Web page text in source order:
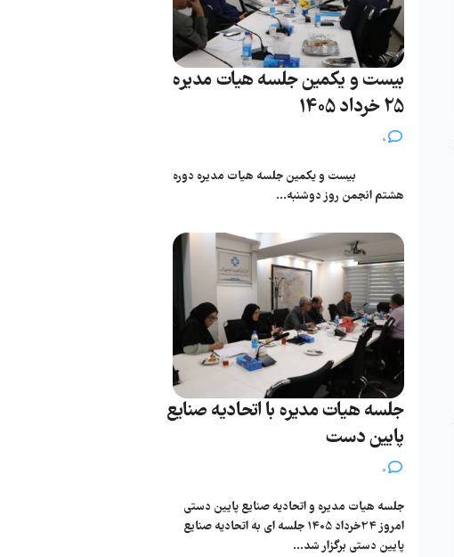
بیست و یکمین جلسه هیات مدیره
25 خرداد 1405
بیست و یکمین جلسه هیات مدیره دوره
هشتم انجمن روز دوشنبه...
جلسه هیات مدیره با اتحادیه صنایع
پایین دست
جلسه هیات مدیره و اتحادیه صنایع پایین دستی
امروز 24خرداد 1405 جلسه ای به اتحادیه صنایع
پایین دستی برگزار شد...